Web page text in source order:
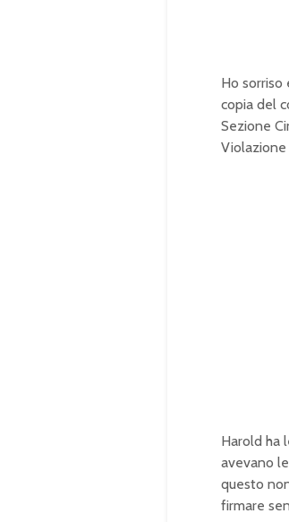
Ho sorriso
copia del
Sezione
Harold ha
avevano
questo
firmare